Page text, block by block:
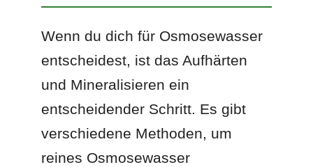
Wenn du dich für Osmosewasser
entscheidest, ist das Aufhärten
und Mineralisieren ein
entscheidender Schritt. Es gibt
verschiedene Methoden, um
reines Osmosewasser